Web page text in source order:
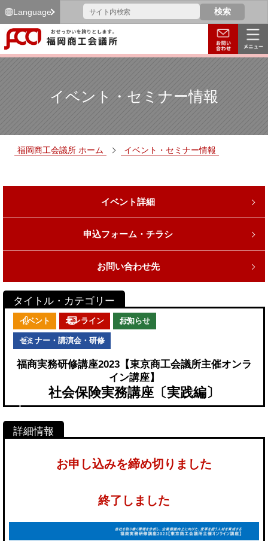
Language
イベント・セミナー情報
福岡商工会議所 ホーム イベント・セミナー情報
イベント詳細
申込フォーム・チラシ
お問い合わせ先
イベント オンライン お知らせ
セミナー・講演会・研修
福商実務研修講座2023【東京商工会議所主催オンラ
イン講座】
社会保険実務講座〔実践編〕
お申し込みを締め切りました
終了しました